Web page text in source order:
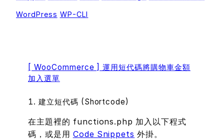
WordPress WP-CLI
[ WooCommerce ] 運用短代碼將購物車金額
加入選單
1. 建立短代碼 (Shortcode)
在主題裡的 functions.php 加入以下程式
碼，或是用 Code Snippets 外掛。